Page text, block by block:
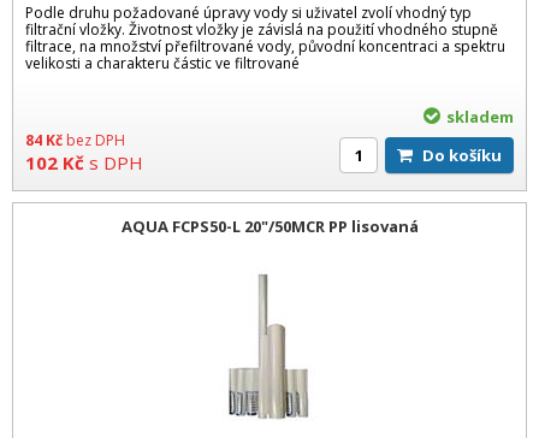
Podle druhu požadované úpravy vody si uživatel zvolí vhodný typ
filtrační vložky. Životnost vložky je závislá na použití vhodného stupně
filtrace, na množství přefiltrované vody, původní koncentraci a spektru
velikosti a charakteru částic ve filtrované
84 Kč bez DPH
102 Kč s DPH
skladem
Do košíku
AQUA FCPS50-L 20"/50MCR PP lisovaná